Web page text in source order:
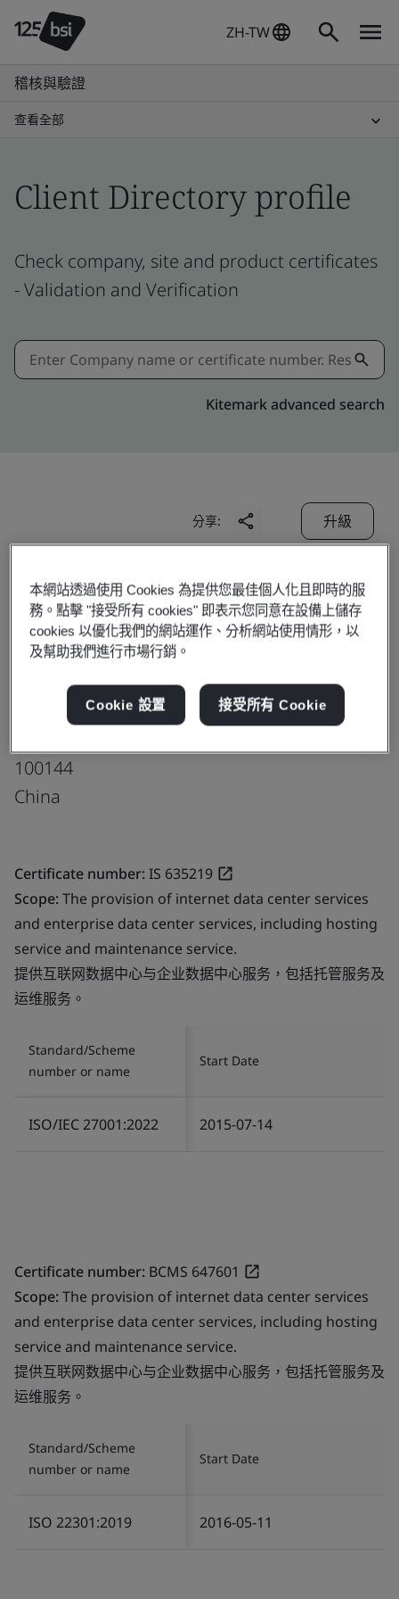
ZH-TW
稽核與驗證
查看全部
Client Directory profile
Check company, site and product certificates
- Validation and Verification
Kitemark advanced search
分享: 升級
Beijing VNET Broadband
Data Center Co., Ltd.
Beijing Xiangshan Data Center
Building 3
Yard 105, Xiangshan South Road
100144
China
Certificate number:IS 635219
Scope:The provision of internet data center services
and enterprise data center services, including hosting
service and maintenance service.
提供互联网数据中心与企业数据中心服务，包括托管服务及
运维服务。
Standard/Scheme
number or name
Start Date
ISO/IEC 27001:2022 2015-07-14
Certificate number: BCMS 647601
Scope:The provision of internet data center services
and enterprise data center services, including hosting
service and maintenance service.
提供互联网数据中心与企业数据中心服务，包括托管服务及
运维服务。
Standard/Scheme
number or name
Start Date
ISO 22301:2019 2016-05-11
本網站透過使用 Cookies 為提供您最佳個人化且即時的服
務。點擊 "接受所有 cookies" 即表示您同意在設備上儲存
cookies 以優化我們的網站運作、分析網站使用情形，以
及幫助我們進行市場行銷。
Cookie 設置 接受所有 Cookie